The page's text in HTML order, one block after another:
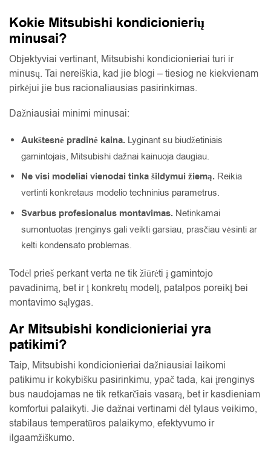
Kokie Mitsubishi kondicionierių
minusai?
Objektyviai vertinant, Mitsubishi kondicionieriai turi ir
minusų. Tai nereiškia, kad jie blogi – tiesiog ne kiekvienam
pirkėjui jie bus racionaliausias pasirinkimas.
Dažniausiai minimi minusai:
Aukštesnė pradinė kaina. Lyginant su biudžetiniais
gamintojais, Mitsubishi dažnai kainuoja daugiau.
Ne visi modeliai vienodai tinka šildymui žiemą. Reikia
vertinti konkretaus modelio techninius parametrus.
Svarbus profesionalus montavimas. Netinkamai
sumontuotas įrenginys gali veikti garsiau, prasčiau vėsinti ar
kelti kondensato problemas.
Todėl prieš perkant verta ne tik žiūrėti į gamintojo
pavadinimą, bet ir į konkretų modelį, patalpos poreikį bei
montavimo sąlygas.
Ar Mitsubishi kondicionieriai yra
patikimi?
Taip, Mitsubishi kondicionieriai dažniausiai laikomi
patikimu ir kokybišku pasirinkimu, ypač tada, kai įrenginys
bus naudojamas ne tik retkarčiais vasarą, bet ir kasdieniam
komfortui palaikyti. Jie dažnai vertinami dėl tylaus veikimo,
stabilaus temperatūros palaikymo, efektyvumo ir
ilgaamžiškumo.